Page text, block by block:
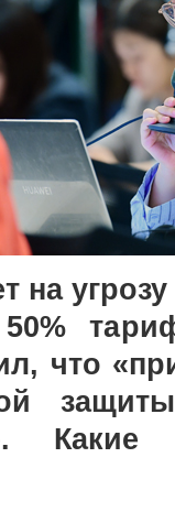
на
что